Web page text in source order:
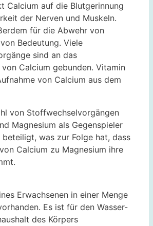
Calcium auf die Blutgerinnung
der Nerven und Muskeln.
für die Abwehr von
Bedeutung. Viele
sind an das
von Calcium gebunden. Vitamin
von Calcium aus dem
von Stoffwechselvorgängen
Magnesium als Gegenspieler
was zur Folge hat, dass
Calcium zu Magnesium ihre
Erwachsenen in einer Menge
Es ist für den Wasser-
des Körpers